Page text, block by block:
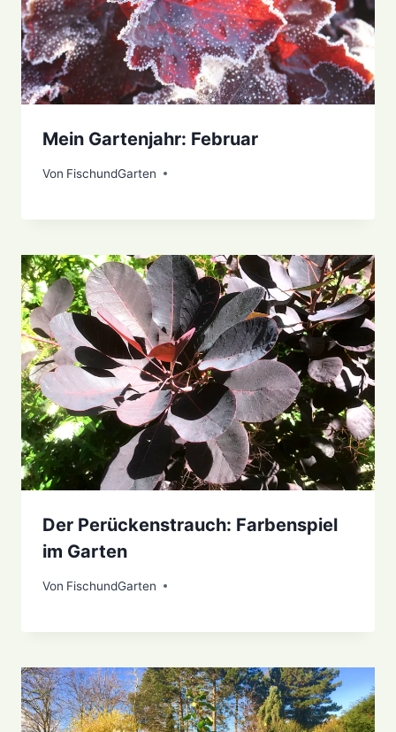
Mein Gartenjahr: Februar
Von FischundGarten
23. März 2021
Der Perückenstrauch: Farbenspiel
im Garten
Von FischundGarten
2. August 2022